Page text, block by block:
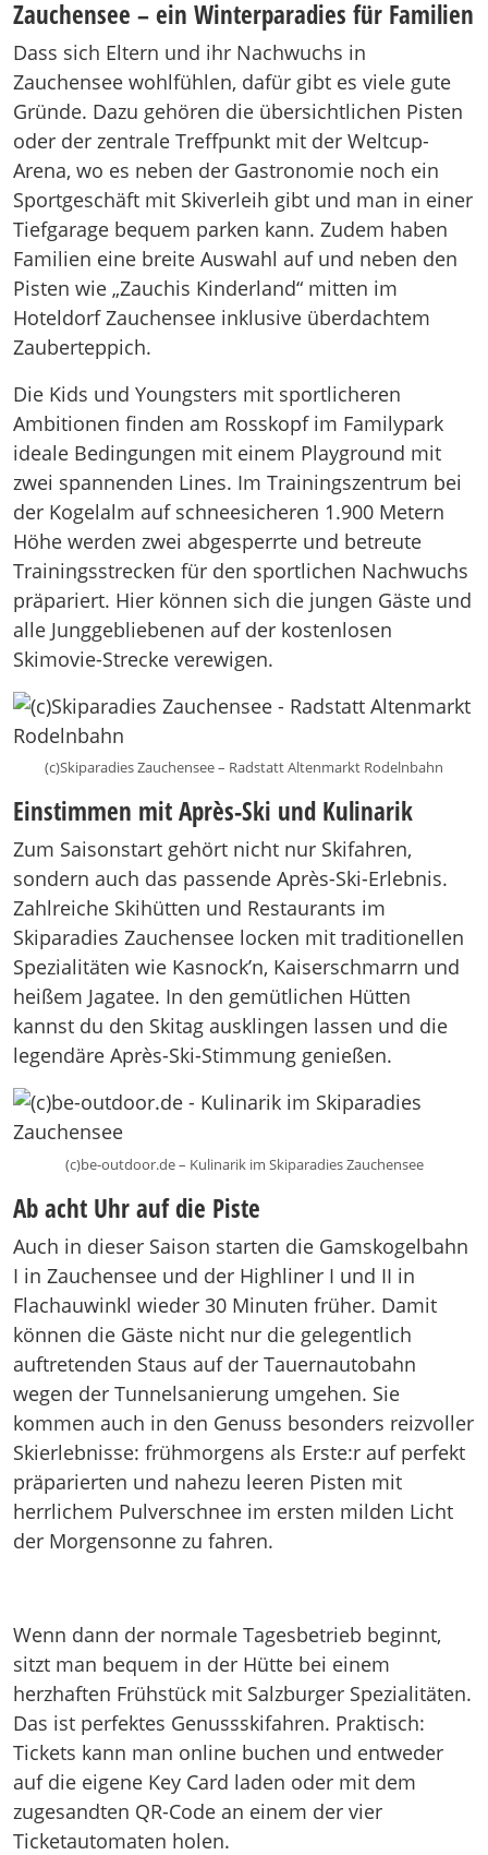
Zauchensee – ein Winterparadies für Familien
Dass sich Eltern und ihr Nachwuchs in
Zauchensee wohlfühlen, dafür gibt es viele gute
Gründe. Dazu gehören die übersichtlichen Pisten
oder der zentrale Treffpunkt mit der Weltcup-
Arena, wo es neben der Gastronomie noch ein
Sportgeschäft mit Skiverleih gibt und man in einer
Tiefgarage bequem parken kann. Zudem haben
Familien eine breite Auswahl auf und neben den
Pisten wie „Zauchis Kinderland“ mitten im
Hoteldorf Zauchensee inklusive überdachtem
Zauberteppich.
Die Kids und Youngsters mit sportlicheren
Ambitionen finden am Rosskopf im Familypark
ideale Bedingungen mit einem Playground mit
zwei spannenden Lines. Im Trainingszentrum bei
der Kogelalm auf schneesicheren 1.900 Metern
Höhe werden zwei abgesperrte und betreute
Trainingsstrecken für den sportlichen Nachwuchs
präpariert. Hier können sich die jungen Gäste und
alle Junggebliebenen auf der kostenlosen
Skimovie-Strecke verewigen.
(c)Skiparadies Zauchensee – Radstatt Altenmarkt Rodelnbahn
Einstimmen mit Après-Ski und Kulinarik
Zum Saisonstart gehört nicht nur Skifahren,
sondern auch das passende Après-Ski-Erlebnis.
Zahlreiche Skihütten und Restaurants im
Skiparadies Zauchensee locken mit traditionellen
Spezialitäten wie Kasnock’n, Kaiserschmarrn und
heißem Jagatee. In den gemütlichen Hütten
kannst du den Skitag ausklingen lassen und die
legendäre Après-Ski-Stimmung genießen.
(c)be-outdoor.de – Kulinarik im Skiparadies Zauchensee
Ab acht Uhr auf die Piste
Auch in dieser Saison starten die Gamskogelbahn
I in Zauchensee und der Highliner I und II in
Flachauwinkl wieder 30 Minuten früher. Damit
können die Gäste nicht nur die gelegentlich
auftretenden Staus auf der Tauernautobahn
wegen der Tunnelsanierung umgehen. Sie
kommen auch in den Genuss besonders reizvoller
Skierlebnisse: frühmorgens als Erste:r auf perfekt
präparierten und nahezu leeren Pisten mit
herrlichem Pulverschnee im ersten milden Licht
der Morgensonne zu fahren.
Wenn dann der normale Tagesbetrieb beginnt,
sitzt man bequem in der Hütte bei einem
herzhaften Frühstück mit Salzburger Spezialitäten.
Das ist perfektes Genussskifahren. Praktisch:
Tickets kann man online buchen und entweder
auf die eigene Key Card laden oder mit dem
zugesandten QR-Code an einem der vier
Ticketautomaten holen.